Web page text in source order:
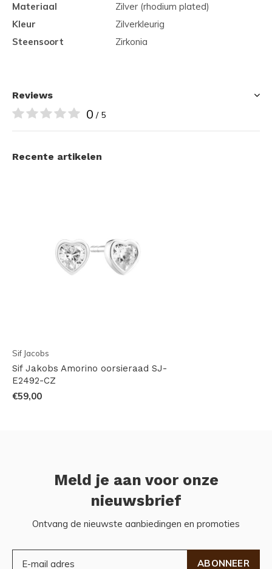
Materiaal
Zilver (rhodium plated)
Kleur
Zilverkleurig
Steensoort
Zirkonia
Reviews
0 / 5
Recente artikelen
Sif Jacobs
Sif Jakobs Amorino oorsieraad SJ-
E2492-CZ
€59,00
Meld je aan voor onze
nieuwsbrief
Ontvang de nieuwste aanbiedingen en promoties
ABONNEER